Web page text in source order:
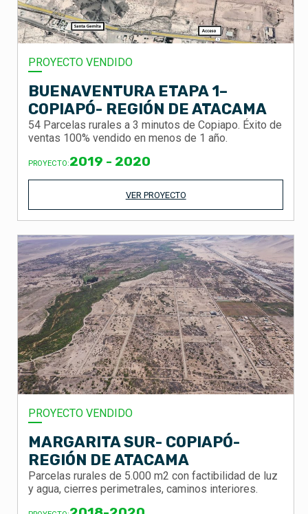
PROYECTO VENDIDO
BUENAVENTURA ETAPA 1–
COPIAPÓ- REGIÓN DE ATACAMA
54 Parcelas rurales a 3 minutos de Copiapo. Éxito de
ventas 100% vendido en menos de 1 año.
PROYECTO:2019 - 2020
VER PROYECTO
PROYECTO VENDIDO
MARGARITA SUR- COPIAPÓ-
REGIÓN DE ATACAMA
Parcelas rurales de 5.000 m2 con factibilidad de luz
y agua, cierres perimetrales, caminos interiores.